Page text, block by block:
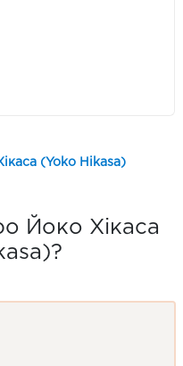
(Yoko Hikasa)
Йоко Хікаса